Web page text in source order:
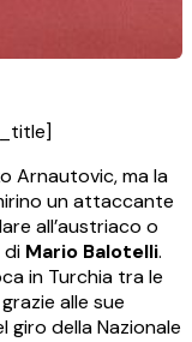
Arnautovic, ma la
un attaccante
all’austriaco o
di Mario Balotelli.
in Turchia tra le
alle sue
della Nazionale